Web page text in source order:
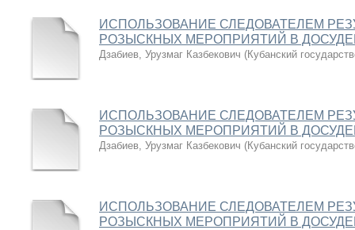
ИСПОЛЬЗОВАНИЕ СЛЕДОВАТЕЛЕМ
РОЗЫСКНЫХ МЕРОПРИЯТИЙ В
Дзабиев, Урузмаг Казбекович (Кубанский
ИСПОЛЬЗОВАНИЕ СЛЕДОВАТЕЛЕМ
РОЗЫСКНЫХ МЕРОПРИЯТИЙ В
Дзабиев, Урузмаг Казбекович (Кубанский
ИСПОЛЬЗОВАНИЕ СЛЕДОВАТЕЛЕМ
РОЗЫСКНЫХ МЕРОПРИЯТИЙ В